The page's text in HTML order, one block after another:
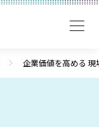
企業価値を高める